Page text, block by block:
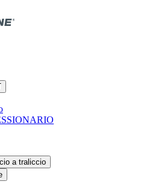
a traliccio